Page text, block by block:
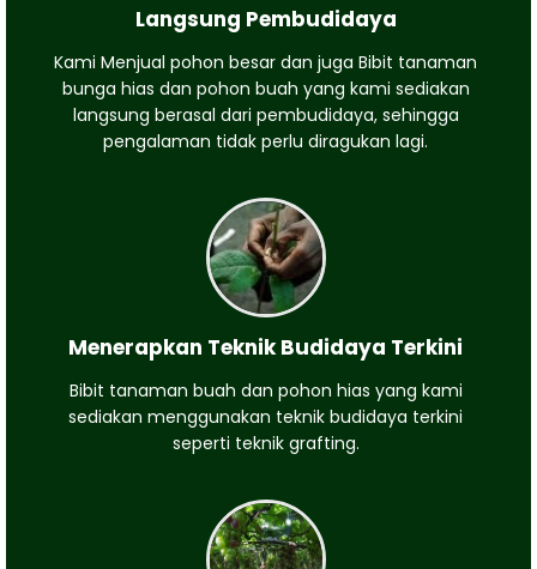
Langsung Pembudidaya
Kami Menjual pohon besar dan juga Bibit tanaman
bunga hias dan pohon buah yang kami sediakan
langsung berasal dari pembudidaya, sehingga
pengalaman tidak perlu diragukan lagi.
Menerapkan Teknik Budidaya Terkini
Bibit tanaman buah dan pohon hias yang kami
sediakan menggunakan teknik budidaya terkini
seperti teknik grafting.